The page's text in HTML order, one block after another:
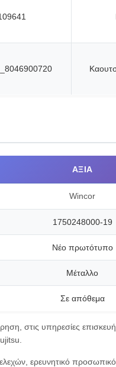
ΑΞΊΑ
Wincor
1750248000-19
Νέο πρωτότυπο
Μέταλλο
Σε απόθεμα
στις υπηρεσίες
ερευνητικό